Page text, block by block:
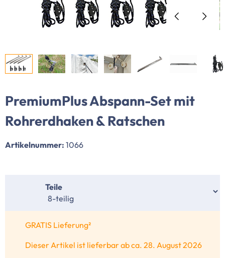
PremiumPlus Abspann-Set mit
Rohrerdhaken & Ratschen
Artikelnummer: 1066
Teileauswählen
GRATIS Lieferung²
Dieser Artikel ist lieferbar ab ca. 28. August 2026